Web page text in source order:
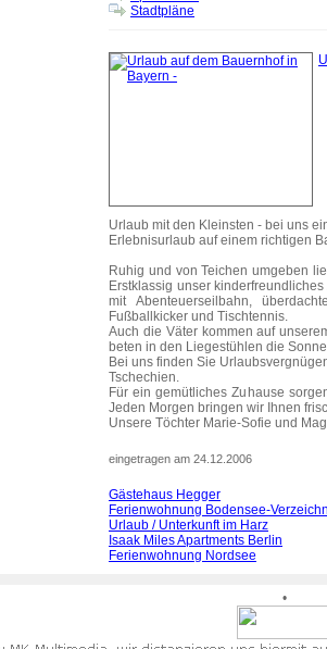
Stadtpläne
Urlaub mit den Kleinsten - bei uns
Erlebnisurlaub auf einem richtigen
Ruhig und von Teichen umgeben
Erstklassig unser
mit Abenteuerseilbahn,
Fußballkicker und Tischtennis.
Auch die Väter kommen auf
beten in den Liegestühlen die
Bei uns finden Sie
Tschechien.
Für ein gemütliches Zuhause
Jeden Morgen bringen wir Ihnen
Unsere Töchter Marie-Sofie und
eingetragen am 24.12.2006
Gästehaus Hegger
Ferienwohnung Bodensee-
Urlaub / Unterkunft im Harz
Isaak Miles Apartments Berlin
Ferienwohnung Nordsee
•